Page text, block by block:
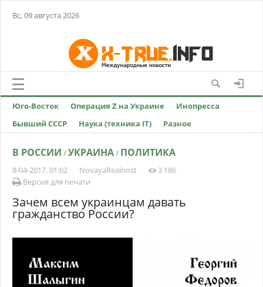
Вс, 09 августа 2026
Юго-Восток Операция Z на Украине
Инопресса
Бывший СССР
Наука (техника IT) Разное
В РОССИИ /УКРАИНА/ ПОЛИТИКА
8-04-2017, 01:02 NovayaRealnost
3 186
Версия для печати
Зачем всем украинцам давать
гражданство России?